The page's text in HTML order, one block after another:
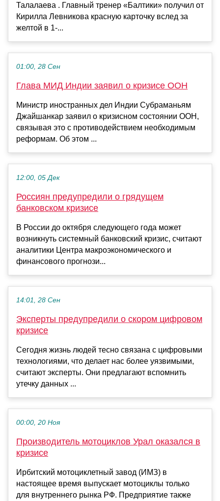
Талалаева . Главный тренер «Балтики» получил от
Кирилла Левникова красную карточку вслед за
желтой в 1-...
01:00, 28 Сен
Глава МИД Индии заявил о кризисе ООН
Министр иностранных дел Индии Субраманьям
Джайшанкар заявил о кризисном состоянии ООН,
связывая это с противодействием необходимым
реформам. Об этом ...
12:00, 05 Дек
Россиян предупредили о грядущем
банковском кризисе
В России до октября следующего года может
возникнуть системный банковский кризис, считают
аналитики Центра макроэкономического и
финансового прогнози...
14:01, 28 Сен
Эксперты предупредили о скором цифровом
кризисе
Сегодня жизнь людей тесно связана с цифровыми
технологиями, что делает нас более уязвимыми,
считают эксперты. Они предлагают вспомнить
утечку данных ...
00:00, 20 Ноя
Производитель мотоциклов Урал оказался в
кризисе
Ирбитский мотоциклетный завод (ИМЗ) в
настоящее время выпускает мотоциклы только
для внутреннего рынка РФ. Предприятие также